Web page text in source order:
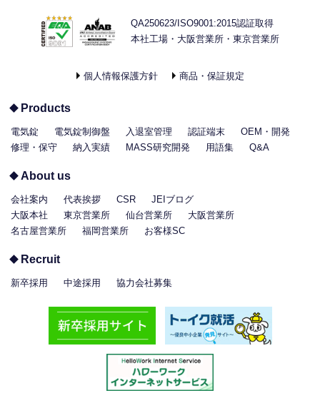
QA250623/ISO9001:2015認証取得
本社工場・大阪営業所・東京営業所
個人情報保護方針 商品・保証規定
Products
電気錠 電気錠制御盤 入退室管理 認証端末
OEM・開発
修理・保守
納入実績 MASS研究開発 用語集 Q&A
About us
会社案内 代表挨拶 CSR
JEIブログ
大阪本社
東京営業所 仙台営業所
大阪営業所
名古屋営業所
福岡営業所 お客様SC
Recruit
新卒採用 中途採用 協力会社募集